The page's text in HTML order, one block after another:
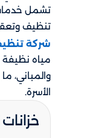
تشمل
تنظيف
شركة
مياه
والمباني،
الأسرة.